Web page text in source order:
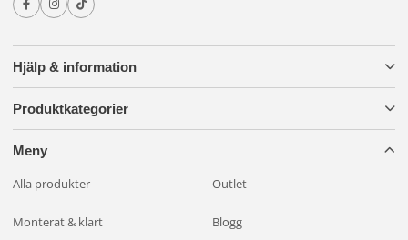
Hjälp & information
Produktkategorier
Meny
Alla produkter Outlet
Monterat & klart Blogg